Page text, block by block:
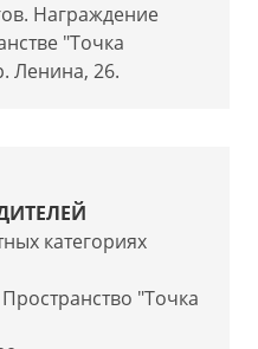
Награждение
"Точка
Ленина, 26.
категориях
"Точка